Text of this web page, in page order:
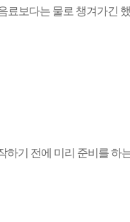
료보다는 물로 챙겨가긴
하기 전에 미리 준비를 하